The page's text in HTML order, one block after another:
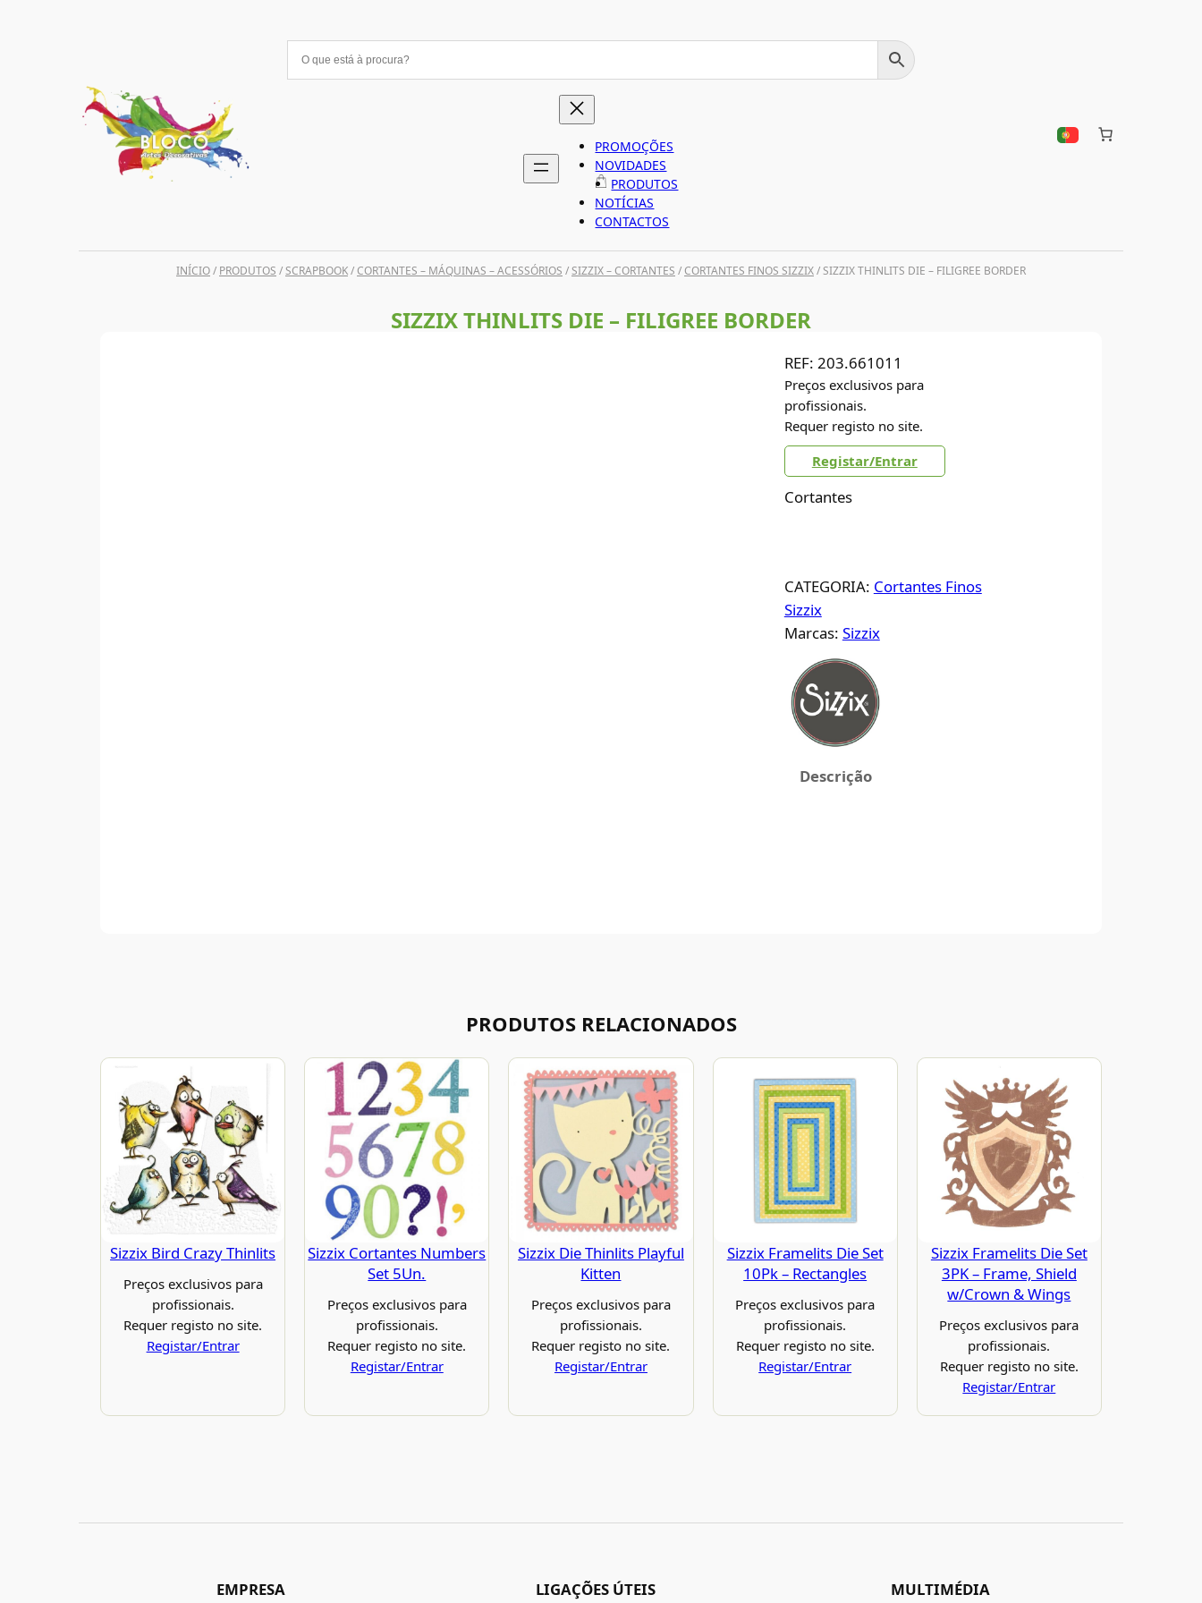
PROMOÇÕES
NOVIDADES
PRODUTOS
NOTÍCIAS
CONTACTOS
INÍCIO/ PRODUTOS /SCRAPBOOK/CORTANTES – MÁQUINAS – ACESSÓRIOS /SIZZIX – CORTANTES /CORTANTES FINOS SIZZIX/ SIZZIX THINLITS DIE – FILIGREE BORDER
SIZZIX THINLITS DIE – FILIGREE BORDER
REF: 203.661011
Preços exclusivos para
profissionais.
Requer registo no site.
Registar/Entrar
Cortantes
CATEGORIA: Cortantes Finos
Sizzix
Marcas: Sizzix
Descrição
PRODUTOS RELACIONADOS
Sizzix Bird Crazy Thinlits
Preços exclusivos para
profissionais.
Requer registo no site.
Registar/Entrar
Sizzix Cortantes Numbers
Set 5Un.
Preços exclusivos para
profissionais.
Requer registo no site.
Registar/Entrar
Sizzix Die Thinlits Playful
Kitten
Preços exclusivos para
profissionais.
Requer registo no site.
Registar/Entrar
Sizzix Framelits Die Set
10Pk – Rectangles
Preços exclusivos para
profissionais.
Requer registo no site.
Registar/Entrar
Sizzix Framelits Die Set
3PK – Frame, Shield
w/Crown & Wings
Preços exclusivos para
profissionais.
Requer registo no site.
Registar/Entrar
EMPRESA LIGAÇÕES ÚTEIS MULTIMÉDIA